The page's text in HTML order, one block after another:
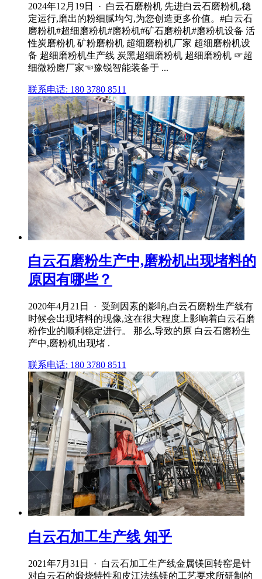
2024年12月19日 · 白云石磨粉机 先进白云石磨粉机,稳
定运行,磨出的粉细腻均匀,为您创造更多价值。#白云石
磨粉机#超细磨粉机#磨粉机#矿石磨粉机#磨粉机设备 活
性炭磨粉机 矿粉磨粉机 超细磨粉机厂家 超细磨粉机设
备 超细磨粉机生产线 炭黑超细磨粉机 超细磨粉机 ☞超
细微粉磨厂家☜豫锐智能装备于 ...
联系电话: 180 3780 8511
白云石磨粉生产中,磨粉机出现堵料的
原因有哪些？
2020年4月21日 · 受到因素的影响,白云石磨粉生产线有
时候会出现堵料的现像,这在很大程度上影响着白云石磨
粉作业的顺利稳定进行。 那么,导致的原 白云石磨粉生
产中,磨粉机出现堵 .
联系电话: 180 3780 8511
白云石加工生产线 知乎
2021年7月31日 · 白云石加工生产线金属镁回转窑是针
对白云石的煅烧特性和皮江法练镁的工艺要求所研制的